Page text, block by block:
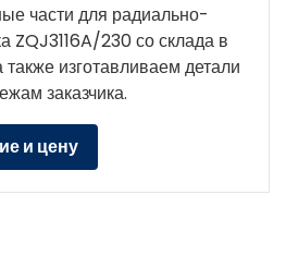
части для радиально-
ZQJ3116A/230 со склада в
также изготавливаем детали
заказчика.
и цену